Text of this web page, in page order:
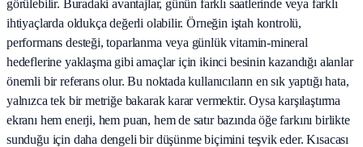
görülebilir. Buradaki avantajlar, günün farklı saatlerinde veya farklı
ihtiyaçlarda oldukça değerli olabilir. Örneğin iştah kontrolü,
performans desteği, toparlanma veya günlük vitamin-mineral
hedeflerine yaklaşma gibi amaçlar için ikinci besinin kazandığı alanlar
önemli bir referans olur. Bu noktada kullanıcıların en sık yaptığı hata,
yalnızca tek bir metriğe bakarak karar vermektir. Oysa karşılaştırma
ekranı hem enerji, hem puan, hem de satır bazında öğe farkını birlikte
sunduğu için daha dengeli bir düşünme biçimini teşvik eder. Kısacası